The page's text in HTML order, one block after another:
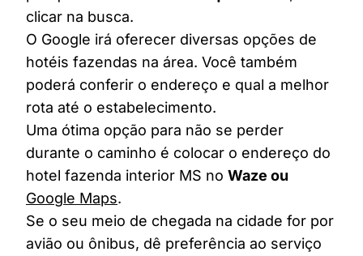
clicar na busca.
O Google irá oferecer diversas opções de
hotéis fazendas na área. Você também
poderá conferir o endereço e qual a melhor
rota até o estabelecimento.
Uma ótima opção para não se perder
durante o caminho é colocar o endereço do
hotel fazenda interior MS no Waze ou
Google Maps.
Se o seu meio de chegada na cidade for por
avião ou ônibus, dê preferência ao serviço